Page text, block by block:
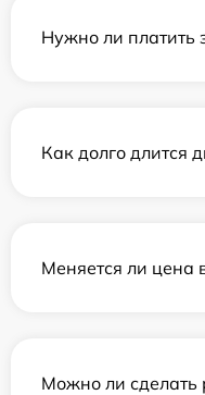
Нужно ли платить
Как долго длится
Меняется ли цена
Можно ли сделать